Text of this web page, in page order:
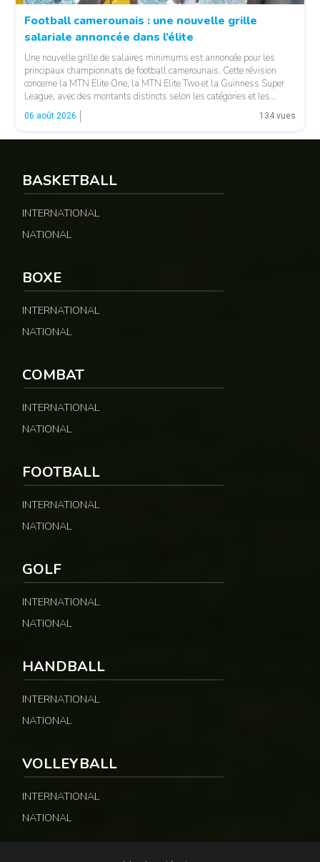
Football camerounais : une nouvelle grille
salariale annoncée dans l’élite
Une nouvelle grille de salaires minimums est annoncée pour les
principaux championnats de football camerounais. Cette révision
concerne la MTN Elite One, la MTN Elite Two et la Guinness Super
League, avec des montants distincts selon les catégories et les
fonctions. LA SUITE APRÈS LA PUBLICITÉ Selon les informations
relayées par Allez Les Lions, […]
06 août 2026 134 vues
BASKETBALL
INTERNATIONAL
NATIONAL
BOXE
INTERNATIONAL
NATIONAL
COMBAT
INTERNATIONAL
NATIONAL
FOOTBALL
INTERNATIONAL
NATIONAL
GOLF
INTERNATIONAL
NATIONAL
HANDBALL
INTERNATIONAL
NATIONAL
VOLLEYBALL
INTERNATIONAL
NATIONAL